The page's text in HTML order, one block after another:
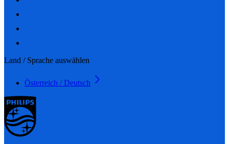
Land / Sprache auswählen
Österreich / Deutsch